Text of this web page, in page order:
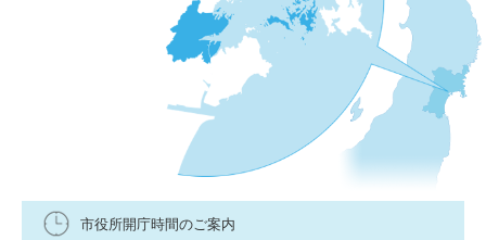
市役所開庁時間のご案内